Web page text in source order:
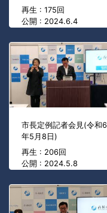
再生 : 175回
公開 : 2024.6.4
市長定例記者会見(令和6
年5月8日)
再生 : 206回
公開 : 2024.5.8